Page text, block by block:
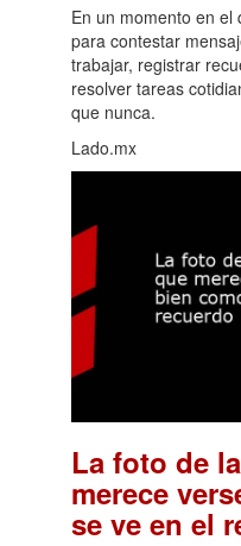
En un momento en el
para contestar
trabajar, registrar
resolver tareas
que nunca.
Lado.mx
La foto de
merece
se ve en el